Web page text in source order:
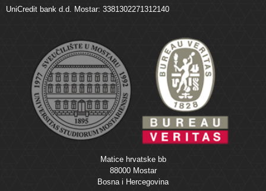
UniCredit bank d.d. Mostar: 3381302271312140
Matice hrvatske bb
88000 Mostar
Bosna i Hercegovina